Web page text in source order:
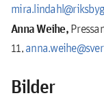
Anna Weihe,
11,
Bilder